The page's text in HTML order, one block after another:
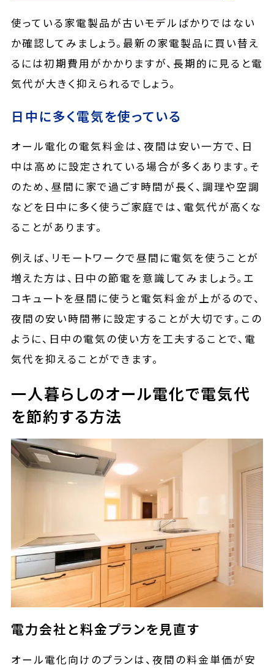
使っている家電製品が古いモデルばかりではない
か確認してみましょう。最新の家電製品に買い替え
るには初期費用がかかりますが、長期的に見ると電
気代が大きく抑えられるでしょう。
日中に多く電気を使っている
オール電化の電気料金は、夜間は安い一方で、日
中は高めに設定されている場合が多くあります。そ
のため、昼間に家で過ごす時間が長く、調理や空調
などを日中に多く使うご家庭では、電気代が高くな
ることがあります。
例えば、リモートワークで昼間に電気を使うことが
増えた方は、日中の節電を意識してみましょう。エ
コキュートを昼間に使うと電気料金が上がるので、
夜間の安い時間帯に設定することが大切です。この
ように、日中の電気の使い方を工夫することで、電
気代を抑えることができます。
一人暮らしのオール電化で電気代
を節約する方法
電力会社と料金プランを見直す
オール電化向けのプランは、夜間の料金単価が安